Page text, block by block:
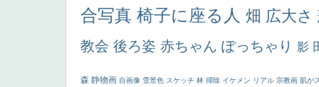
合写真 椅子に座る人 畑 広大さ
教会 後ろ姿 赤ちゃん ぽっちゃり 影
森 静物画 自画像 雪景色 スケッチ 林 掃除 イケメン リアル 宗教画 肌が